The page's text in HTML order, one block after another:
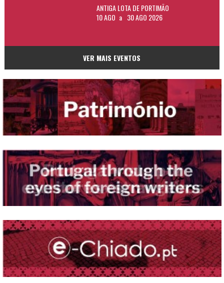
ANTIGA LOTA DE PORTIMÃO
10 AGO a 30 AGO 2026
VER MAIS EVENTOS